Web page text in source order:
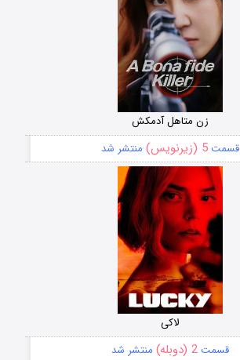
زن متاهل آدمکش
قسمت5 (زیرنویس) منتشر شد
لاکی
قسمت2 (دوبله) منتشر شد